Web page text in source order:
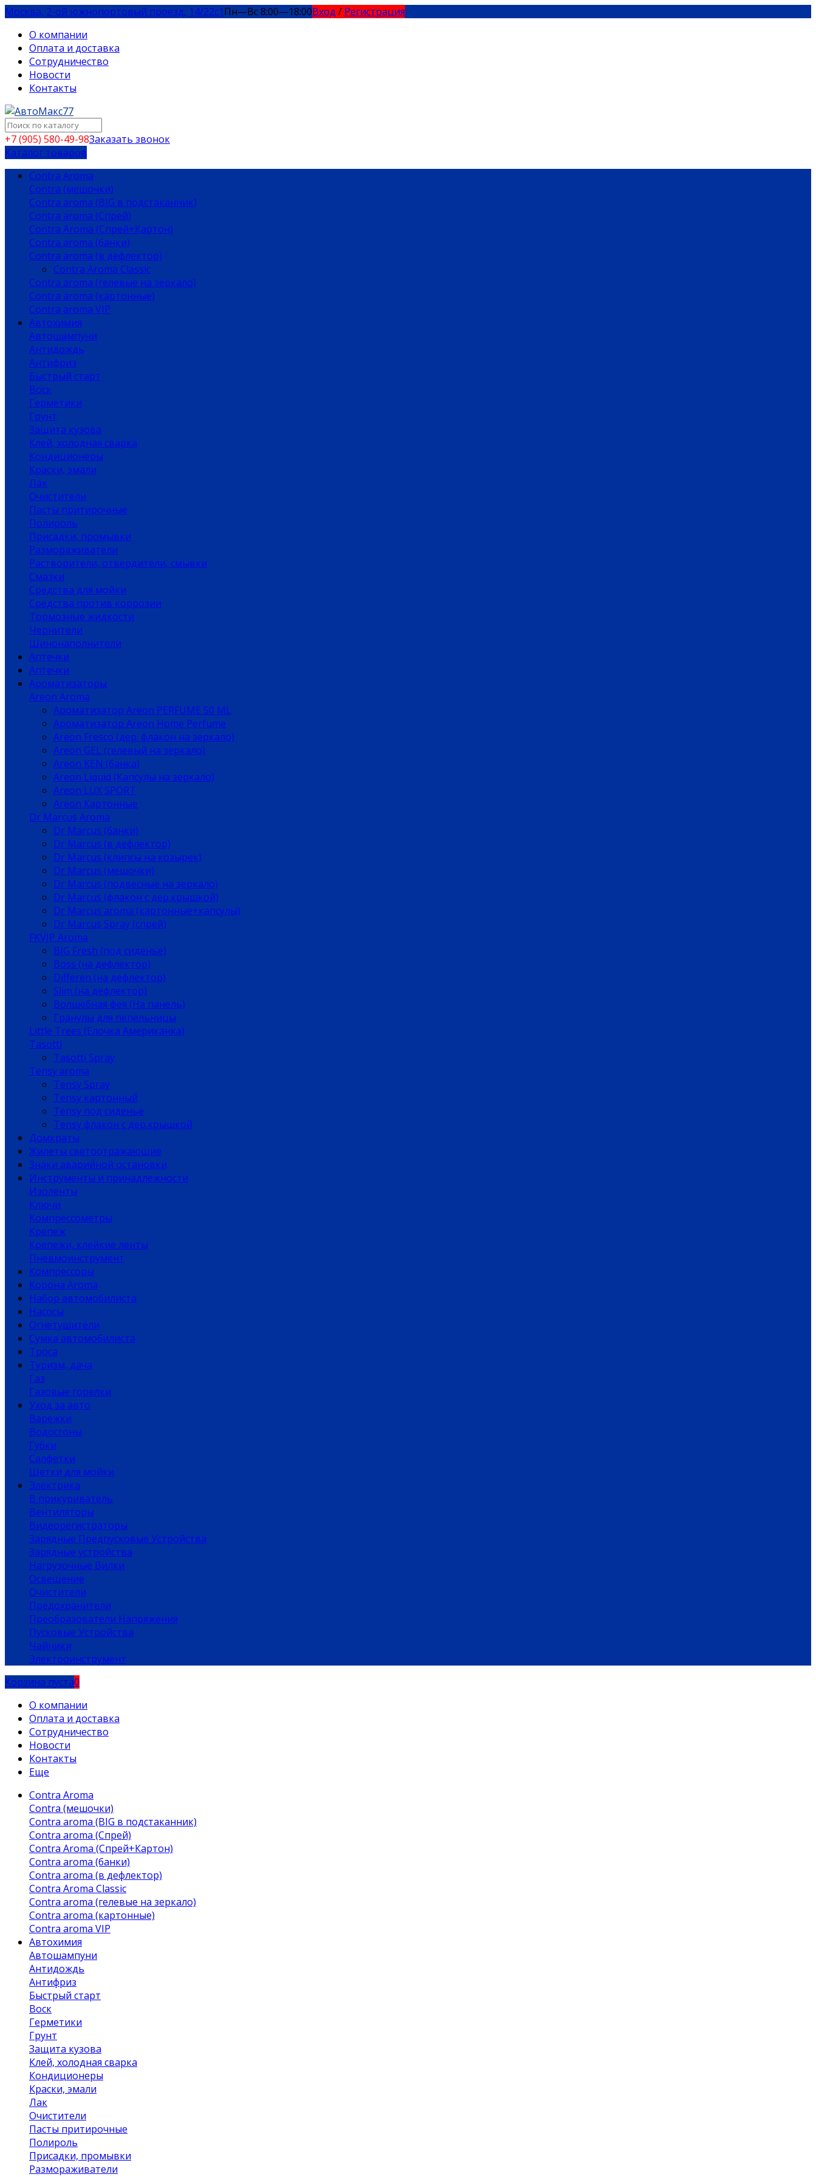
Москва, 2-ой южнопортовый проезд, 14/22c1Пн—Вс 8:00—18:00Вход / Регистрация
О компании
Оплата и доставка
Сотрудничество
Новости
Контакты
+7 (905) 580-49-98Заказать звонок
Каталог товаров
Contra Aroma
Contra (мешочки)
Contra aroma (BIG в подстаканник)
Contra aroma (Спрей)
Contra Aroma (Спрей+Картон)
Contra aroma (банки)
Contra aroma (в дефлектор)
Contra Aroma Classic
Contra aroma (гелевые на зеркало)
Contra aroma (картонные)
Contra aroma VIP
Автохимия
Автошампуни
Антидождь
Антифриз
Быстрый старт
Воск
Герметики
Грунт
Защита кузова
Клей, холодная сварка
Кондиционеры
Краски, эмали
Лак
Очистители
Пасты притирочные
Полироль
Присадки, промывки
Размораживатели
Растворители, отвердители, смывки
Смазки
Средства для мойки
Средства против коррозии
Тормозные жидкости
Чернители
Шинонаполнители
Аптечки
Аптечки
Ароматизаторы
Areon Aroma
Ароматизатор Areon PERFUME 50 ML
Ароматизатор Areon Home Perfume
Areon Fresco (дер. флакон на зеркало)
Areon GEL (гелевый на зеркало)
Areon KEN (банка)
Areon Liquid (Капсулы на зеркало)
Areon LUX SPORT
Areon Картонные
Dr Marcus Aroma
Dr Marcus (банки)
Dr Marcus (в дефлектор)
Dr Marcus (клипсы на козырек)
Dr Marcus (мешочки)
Dr Marcus (подвесные на зеркало)
Dr Marcus (флакон с дер.крышкой)
Dr Marcus aroma (картонные+капсулы)
Dr Marcus Spray (спрей)
FKVJP Aroma
BIG Fresh (под сиденье)
Boss (на дефлектор)
Differen (на дефлектор)
Slim (на дефлектор)
Волшебная фея (На панель)
Гранулы для пепельницы
Little Trees (Елочка Американка)
Tasotti
Tasotti Spray
Tensy aroma
Tensy Spray
Tensy картонный
Tensy под сиденье
Tensy флакон с дер.крышкой
Домкраты
Жилеты светоотражающие
Знаки аварийной остановки
Инструменты и принадлежности
Изоленты
Ключи
Компрессометры
Крепеж
Крепежи, клейкие ленты
Пневмоинструмент
Компрессоры
Корона Aroma
Набор автомобилиста
Насосы
Огнетушители
Сумка автомобилиста
Троса
Туризм, дача
Газ
Газовые горелки
Уход за авто
Варежки
Водосгоны
Губки
Салфетки
Щетки для мойки
Электрика
В прикуриватель
Вентиляторы
Видеорегистраторы
Зарядные Предпусковые Устройства
Зарядные устройства
Нагрузочные Вилки
Освещение
Очистители
Предохранители
Преобразователи Напряжения
Пусковые Устройства
Чайники
Электроинструмент
Корзина пуста0
О компании
Оплата и доставка
Сотрудничество
Новости
Контакты
Еще
Contra Aroma
Contra (мешочки)
Contra aroma (BIG в подстаканник)
Contra aroma (Спрей)
Contra Aroma (Спрей+Картон)
Contra aroma (банки)
Contra aroma (в дефлектор)
Contra Aroma Classic
Contra aroma (гелевые на зеркало)
Contra aroma (картонные)
Contra aroma VIP
Автохимия
Автошампуни
Антидождь
Антифриз
Быстрый старт
Воск
Герметики
Грунт
Защита кузова
Клей, холодная сварка
Кондиционеры
Краски, эмали
Лак
Очистители
Пасты притирочные
Полироль
Присадки, промывки
Размораживатели